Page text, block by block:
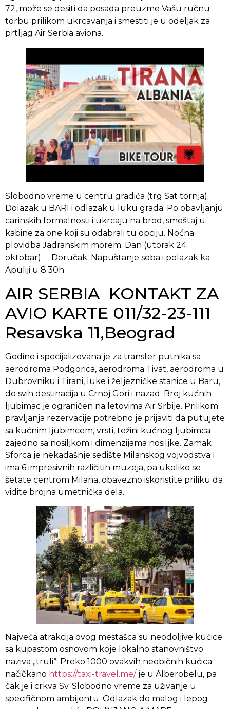
72, može se desiti da posada preuzme Vašu ručnu
torbu prilikom ukrcavanja i smestiti je u odeljak za
prtljag Air Serbia aviona.
Slobodno vreme u centru gradića (trg Sat tornja).
Dolazak u BARI i odlazak u luku grada. Po obavljanju
carinskih formalnosti i ukrcaju na brod, smeštaj u
kabine za one koji su odabrali tu opciju. Noćna
plovidba Jadranskim morem. Dan (utorak 24.
oktobar) Doručak. Napuštanje soba i polazak ka
Apuliji u 8.30h.
AIR SERBIA KONTAKT ZA
AVIO KARTE 011/32-23-111
Resavska 11,Beograd
Godine i specijalizovana je za transfer putnika sa
aerodroma Podgorica, aerodroma Tivat, aerodroma u
Dubrovniku i Tirani, luke i željezničke stanice u Baru,
do svih destinacija u Crnoj Gori i nazad. Broj kućnih
ljubimac je ograničen na letovima Air Srbije. Prilikom
pravljanja rezervacije potrebno je prijaviti da putujete
sa kućnim ljubimcem, vrsti, težini kućnog ljubimca
zajedno sa nosiljkom i dimenzijama nosiljke. Zamak
Sforca je nekadašnje sedište Milanskog vojvodstva I
ima 6 impresivnih različitih muzeja, pa ukoliko se
šetate centrom Milana, obavezno iskoristite priliku da
vidite brojna umetnička dela.
Najveća atrakcija ovog mestašca su neodoljive kućice
sa kupastom osnovom koje lokalno stanovništvo
naziva „truli“. Preko 1000 ovakvih neobičnih kućica
načičkano https://taxi-travel.me/ je u Alberobelu, pa
čak je i crkva Sv. Slobodno vreme za uživanje u
specifičnom ambijentu. Odlazak do malog i lepog